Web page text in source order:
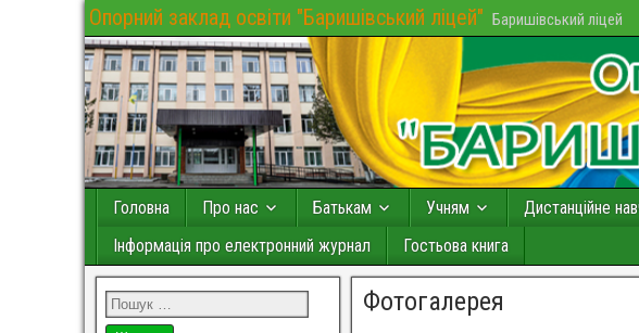
Опорний заклад освіти "Баришівський ліцей" Баришівський ліцей
Головна Про нас Батькам Учням Дистанційне
Інформація про електронний журнал
Гостьова книга
Фотогалерея